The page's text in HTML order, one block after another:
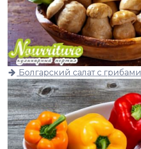
Болгарский салат с грибами